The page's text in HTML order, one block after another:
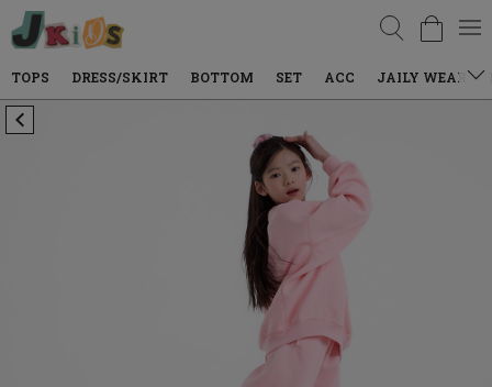
검색
DRESS/SKIRT BOTTOM SET ACC JAILY WEAR DENIM